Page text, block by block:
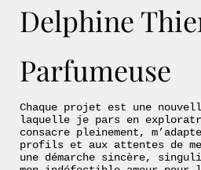
Delphine
Chaque projet est une
laquelle je pars en
consacre pleinement,
profils et aux attentes de
une démarche sincère,
Parfumeuse